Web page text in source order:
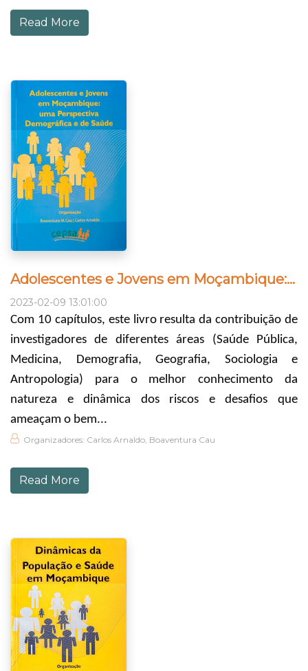
Read More
Adolescentes e Jovens em Moçambique: uma Perspectiva Demográfica e de Saúde
2023-02-09 13:01:00
Com 10 capítulos, este livro resulta da contribuição de
investigadores de diferentes áreas (Saúde Pública,
Medicina, Demografia, Geografia, Sociologia e
Antropologia) para o melhor conhecimento da
natureza e dinâmica dos riscos e desafios que
ameaçam o bem...
Organizadores: Carlos Arnaldo, Boaventura Cau
Read More